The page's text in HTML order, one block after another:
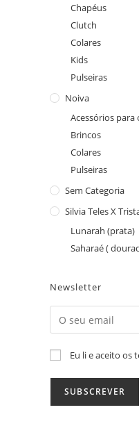
Chapéus
Clutch
Colares
Kids
Pulseiras
Noiva
Acessórios para
Brincos
Colares
Pulseiras
Sem Categoria
Silvia Teles X
Lunarah (prata)
Saharaé (
Newsletter
Eu li e aceito os